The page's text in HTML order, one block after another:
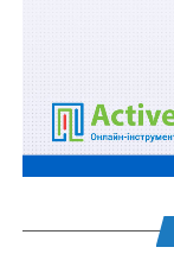
набуває особа,
на нашу думку,
1) якщо особа є
розраховувати,
нерухомого
публічно